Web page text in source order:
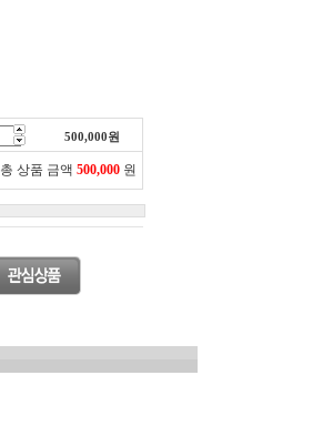
500,000원
총 상품 금액 500,000 원